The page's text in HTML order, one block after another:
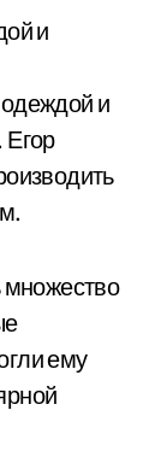
и
и
Егор
множество
ему